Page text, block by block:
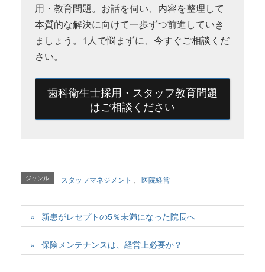
用・教育問題。お話を伺い、内容を整理して
本質的な解決に向けて一歩ずつ前進していき
ましょう。1人で悩まずに、今すぐご相談くだ
さい。
歯科衛生士採用・スタッフ教育問題
はご相談ください
ジャンル スタッフマネジメント 医院経営
新患がレセプトの5％未満になった院長へ
保険メンテナンスは、経営上必要か？